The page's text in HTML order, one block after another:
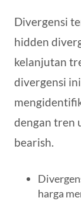
Divergensi
hidden
kelanjutan
divergensi
dengan tren
bearish.
harga